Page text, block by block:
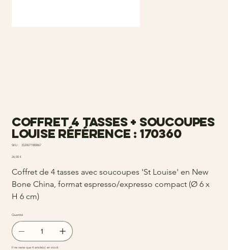
Coffret 4 tasses + soucoupes
louise Référence : 170360
SKU :
SKU
3520071980867
Prix
26,00 €
Coffret de 4 tasses avec soucoupes 'St Louise' en New
Bone China, format espresso/expresso compact (Ø 6 x
H 6 cm)
Quantité
Il ne reste que 4 article(s) en stock